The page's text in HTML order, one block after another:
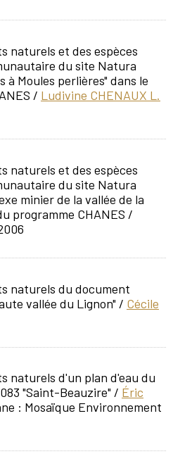
naturels et des espèces
du site Natura
à Moules perlières" dans le
/ Ludivine CHENAUX L.
naturels et des espèces
du site Natura
minier de la vallée de la
programme CHANES /
naturels du document
vallée du Lignon" / Cécile
naturels d'un plan d'eau du
"Saint-Beauzire" / Éric
: Mosaïque Environnement